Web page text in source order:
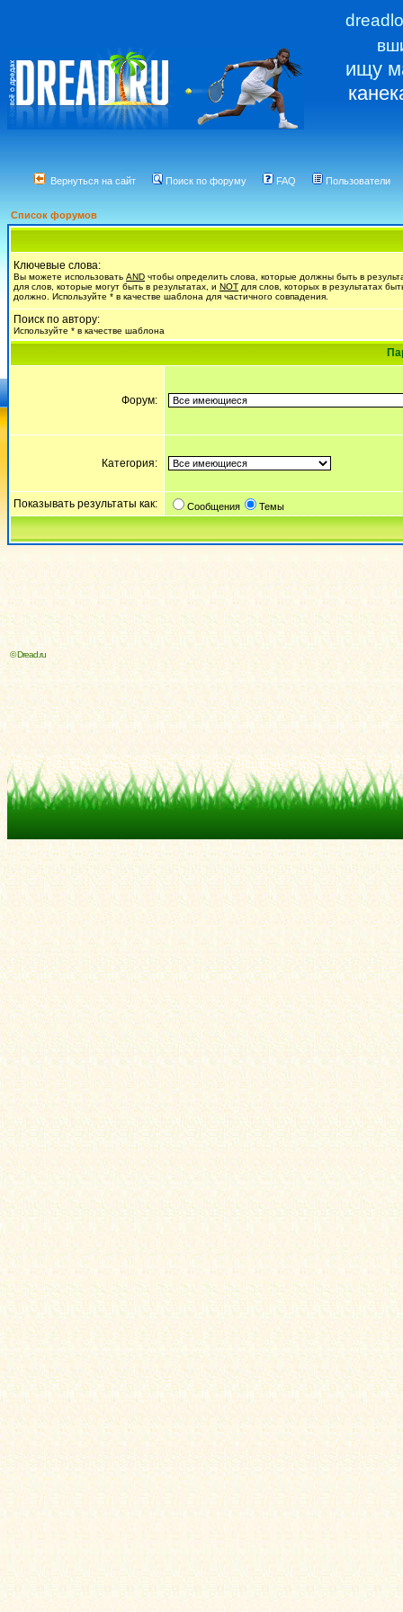
ищу
Вернуться на сайт Поиск по форуму FAQ Пользователи
Список форумов
Ключевые слова:
Вы можете использовать AND чтобы определить слова, которые должны быть в
для слов, которые могут быть в результатах, и NOT для слов, которых в результатах
должно. Используйте * в качестве шаблона для частичного совпадения.
Поиск по автору:
Используйте * в качестве шаблона
Форум:
Категория:
Показывать результаты как: Сообщения Темы
© Dread.ru